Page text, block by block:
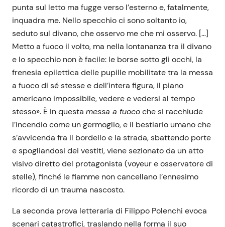
punta sul letto ma fugge verso l’esterno e, fatalmente,
inquadra me. Nello specchio ci sono soltanto io,
seduto sul divano, che osservo me che mi osservo. […]
Metto a fuoco il volto, ma nella lontananza tra il divano
e lo specchio non è facile: le borse sotto gli occhi, la
frenesia epilettica delle pupille mobilitate tra la messa
a fuoco di sé stesse e dell’intera figura, il piano
americano impossibile, vedere e vedersi al tempo
stesso». È in questa messa a fuocoche si racchiude
l’incendio come un germoglio, e il bestiario umano che
s’avvicenda fra il bordello e la strada, sbattendo porte
e spogliandosi dei vestiti, viene sezionato da un atto
visivo diretto del protagonista (voyeur e osservatore di
stelle), finché le fiamme non cancellano l’ennesimo
ricordo di un trauma nascosto.
La seconda prova letteraria di Filippo Polenchi evoca
scenari catastrofici, traslando nella forma il suo